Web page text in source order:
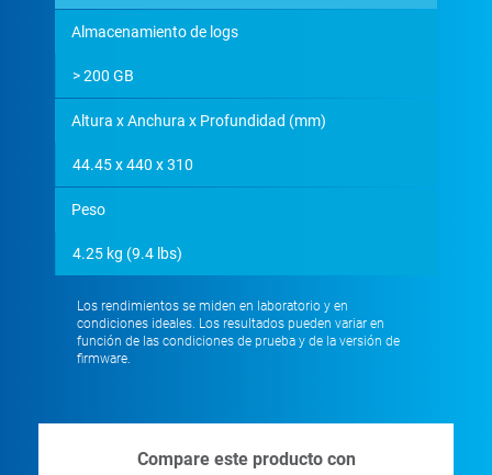
Almacenamiento de logs
> 200 GB
Altura x Anchura x Profundidad (mm)
44.45 x 440 x 310
Peso
4.25 kg (9.4 lbs)
Los rendimientos se miden en laboratorio y en
condiciones ideales. Los resultados pueden variar en
función de las condiciones de prueba y de la versión de
firmware.
Compare este producto con